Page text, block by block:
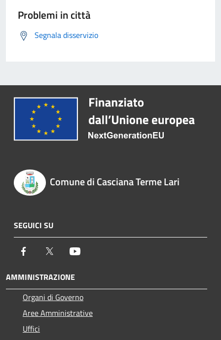
Problemi in città
Segnala disservizio
Comune di Casciana Terme Lari
SEGUICI SU
Facebook Twitter
AMMINISTRAZIONE
Organi di Governo
Aree Amministrative
Uffici